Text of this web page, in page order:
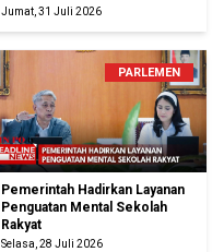
Jumat, 31 Juli 2026
PARLEMEN
Pemerintah Hadirkan Layanan
Penguatan Mental Sekolah
Rakyat
Selasa, 28 Juli 2026